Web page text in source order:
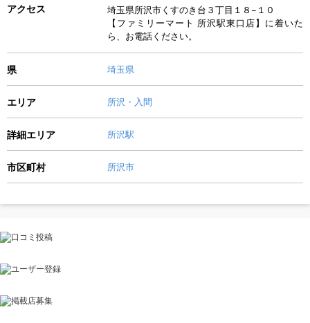
アクセス
埼玉県所沢市くすのき台３丁目１８−１０
【ファミリーマート 所沢駅東口店】に着いた
ら、お電話ください。
県 埼玉県
エリア 所沢・入間
詳細エリア 所沢駅
市区町村 所沢市